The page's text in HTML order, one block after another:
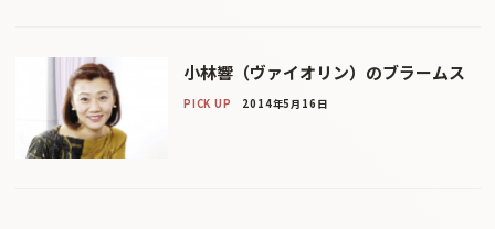
小林響（ヴァイオリン）のブラームス
PICK UP 2014年5月16日